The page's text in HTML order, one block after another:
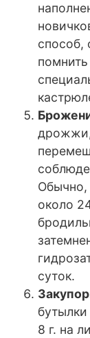
способ,
дрожжи,
Обычно,
около
суток.
8 г. на